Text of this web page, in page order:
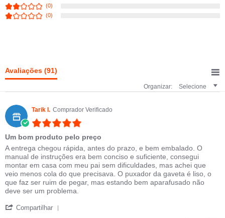
(0)
(0)
Avaliações (91)
Organizar: Selecione
Tarik I. Comprador Verificado
Um bom produto pelo preço
Review by Tarik I. on 2 Feb 2026
review stating Um bom produto pelo preço
A entrega chegou rápida, antes do prazo, e bem embalado. O
manual de instruções era bem conciso e suficiente, consegui
montar em casa com meu pai sem dificuldades, mas achei que
veio menos cola do que precisava. O puxador da gaveta é liso, o
que faz ser ruim de pegar, mas estando bem aparafusado não
deve ser um problema.
Compartilhar